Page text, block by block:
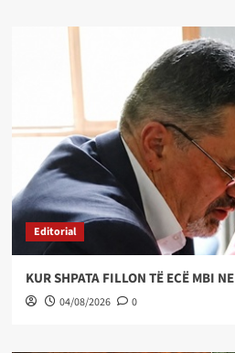
Editorial
KUR SHPATA FILLON TË ECË MBI NE
04/08/2026 0